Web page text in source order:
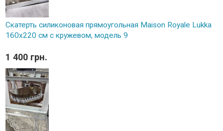
Скатерть силиконовая прямоугольная Maison Royale Lukka
160х220 см с кружевом, модель 9
1 400 грн.